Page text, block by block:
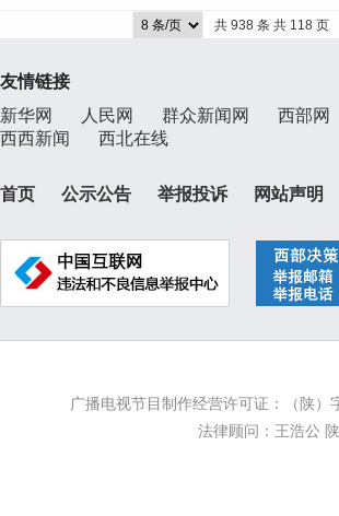
共 938 条 共 118 页
友情链接
新华网
人民网 群众新闻网 西部网
西西新闻
西北在线
首页 公示公告 举报投诉 网站声明
广播电视节目制作经营许可证：（
法律顾问：王浩公